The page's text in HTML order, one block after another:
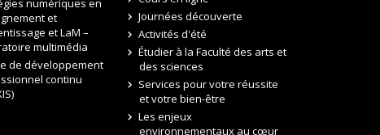
numériques en
et
et LaM –
multimédia
de développement
continu
Journées découverte
Activités d'été
Étudier à la Faculté des arts et
des sciences
Services pour votre réussite
et votre bien-être
Les enjeux
environnementaux au cœur